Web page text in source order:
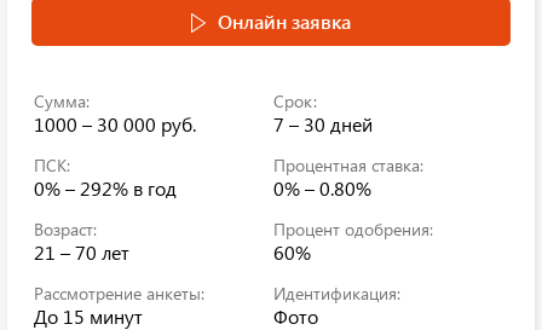
Онлайн заявка
Сумма:
1000 – 30 000 руб.
Срок:
7 – 30 дней
ПСК:
0% – 292% в год
Процентная ставка:
0% – 0.80%
Возраст:
21 – 70 лет
Процент одобрения:
60%
Рассмотрение анкеты:
До 15 минут
Идентификация:
Фото